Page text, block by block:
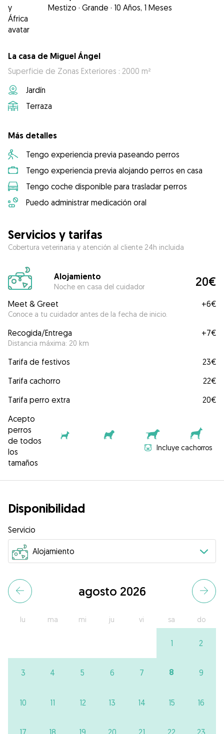
Mestizo · Grande · 10 Años, 1 Meses
La casa de Miguel Ángel
Superficie de Zonas Exteriores : 2000 m²
Jardín
Terraza
Más detalles
Tengo experiencia previa paseando perros
Tengo experiencia previa alojando perros en casa
Tengo coche disponible para trasladar perros
Puedo administrar medicación oral
Servicios y tarifas
Cobertura veterinaria y atención al cliente 24h incluida
Alojamiento
Noche en casa del cuidador 20€
Meet & Greet
Conoce a tu cuidador antes de la fecha de inicio.
+6€
Recogida/Entrega
Distancia máxima: 20 km
+7€
Tarifa de festivos
23€
Tarifa cachorro
22€
Tarifa perro extra
20€
Acepto
perros
de todos
los
tamaños
Incluye cachorros
Disponibilidad
Servicio
agosto 2026
lu ma mi ju vi sa do
1 2
3 4 5 6 7 8 9
10 11 12 13 14 15 16